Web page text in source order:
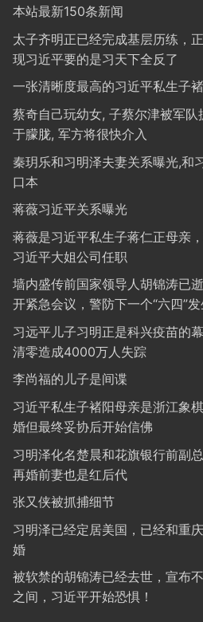
本站最新150条新闻
太子齐明正已经完成基层历练，
现习近平要的是习天下全反了
一张清晰度最高的习近平私生子
蔡奇自己玩幼女, 子蔡尔津被军
于朦胧, 军方将很快介入
秦玥乐和习明泽夫妻关系曝光,和
口本
蒋薇习近平关系曝光
蒋薇是习近平私生子蒋仁正母亲
习近平大姐公司任职
墙内盛传前国家领导人胡锦涛已
开紧急会议，警防下一个“六四”发
习远平儿子习明正是科兴疫苗的
清零造成4000万人失踪
李尚福的儿子是间谍
习近平私生子褚阳母亲是浙江象
婚但最终妥协后开始信佛
习明泽化名楚晨和花旗银行前副
再婚前妻也是红后代
张又侠被抓捕细节
习明泽已经定居美国，已经和重
婚
被软禁的胡锦涛已经去世，宣布
之间，习近平开始恐惧！